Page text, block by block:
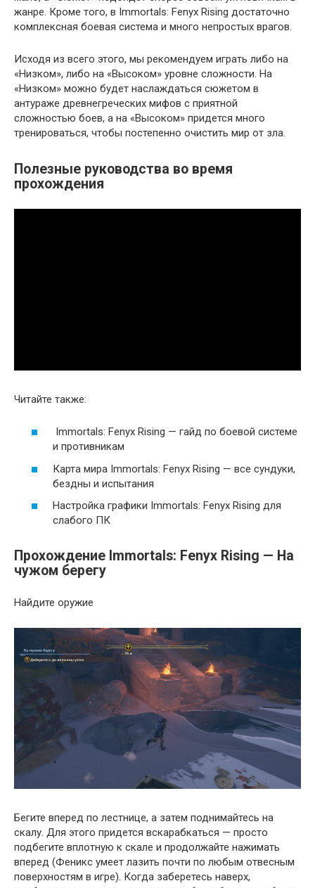
жанре. Кроме того, в Immortals: Fenyx Rising достаточно
комплексная боевая система и много непростых врагов.
Исходя из всего этого, мы рекомендуем играть либо на
«Низком», либо на «Высоком» уровне сложности. На
«Низком» можно будет наслаждаться сюжетом в
антураже древнегреческих мифов с приятной
сложностью боев, а на «Высоком» придется много
тренироваться, чтобы постепенно очистить мир от зла.
Полезные руководства во время
прохождения
Читайте также:
Immortals: Fenyx Rising — гайд по боевой системе
и противникам
Карта мира Immortals: Fenyx Rising — все сундуки,
бездны и испытания
Настройка графики Immortals: Fenyx Rising для
слабого ПК
Прохождение Immortals: Fenyx Rising — На
чужом берегу
Найдите оружие
Бегите вперед по лестнице, а затем поднимайтесь на
скалу. Для этого придется вскарабкаться — просто
подбегите вплотную к скале и продолжайте нажимать
вперед (Феникс умеет лазить почти по любым отвесным
поверхностям в игре). Когда заберетесь наверх,